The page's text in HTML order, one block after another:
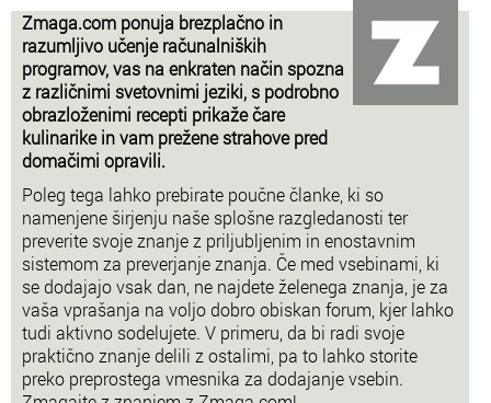
Zmaga.com ponuja brezplačno in
razumljivo učenje računalniških
programov, vas na enkraten način spozna
z različnimi svetovnimi jeziki, s podrobno
obrazloženimi recepti prikaže čare
kulinarike in vam prežene strahove pred
domačimi opravili.
Poleg tega lahko prebirate poučne članke, ki so
namenjene širjenju naše splošne razgledanosti ter
preverite svoje znanje z priljubljenim in enostavnim
sistemom za preverjanje znanja. Če med vsebinami, ki
se dodajajo vsak dan, ne najdete želenega znanja, je za
vaša vprašanja na voljo dobro obiskan forum, kjer lahko
tudi aktivno sodelujete. V primeru, da bi radi svoje
praktično znanje delili z ostalimi, pa to lahko storite
preko preprostega vmesnika za dodajanje vsebin.